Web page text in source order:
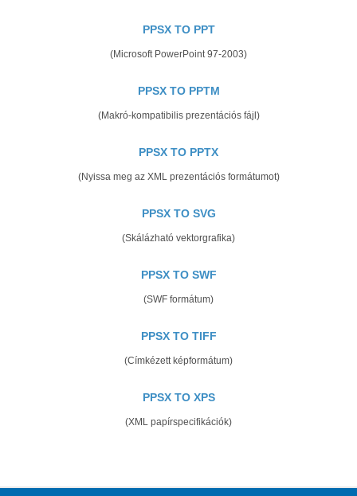
PPSX TO PPT
(Microsoft PowerPoint 97-2003)
PPSX TO PPTM
(Makró-kompatibilis prezentációs fájl)
PPSX TO PPTX
(Nyissa meg az XML prezentációs formátumot)
PPSX TO SVG
(Skálázható vektorgrafika)
PPSX TO SWF
(SWF formátum)
PPSX TO TIFF
(Címkézett képformátum)
PPSX TO XPS
(XML papírspecifikációk)